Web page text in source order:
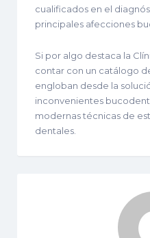
cualificados en el
principales afecciones
Si por algo destaca la
contar con un catálogo
engloban desde la
inconvenientes
modernas técnicas de
dentales.